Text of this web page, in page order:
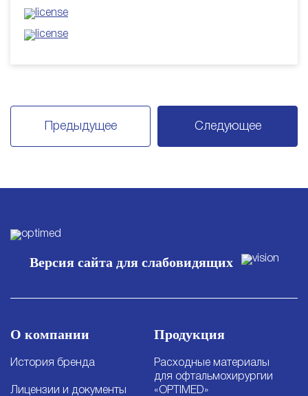
Предыдущее Следующее
Версия сайта для слабовидящих
О компании
История бренда
Лицензии и документы
Продукция
Расходные материалы
для офтальмохирургии
«OPTIMED»